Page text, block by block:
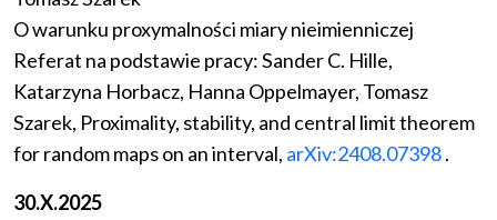
O warunku proxymalności miary nieimienniczej
Referat na podstawie pracy: Sander C. Hille,
Katarzyna Horbacz, Hanna Oppelmayer, Tomasz
Szarek, Proximality, stability, and central limit theorem
for random maps on an interval, arXiv:2408.07398.
30.X.2025